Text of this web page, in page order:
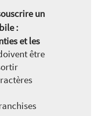
un
:
et les
être